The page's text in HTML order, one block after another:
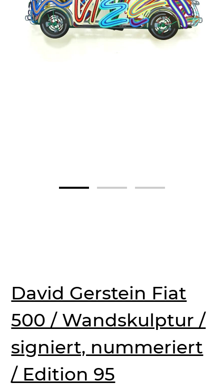
David Gerstein Fiat
500 / Wandskulptur /
signiert, nummeriert
/ Edition 95